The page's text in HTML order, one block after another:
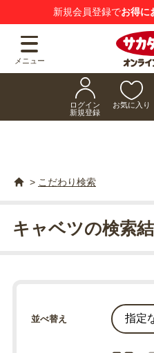
新規会員登録でお得に
メニュー
ログイン
新規登録
お気に入り
> こだわり検索
キャベツの検索
並べ替え